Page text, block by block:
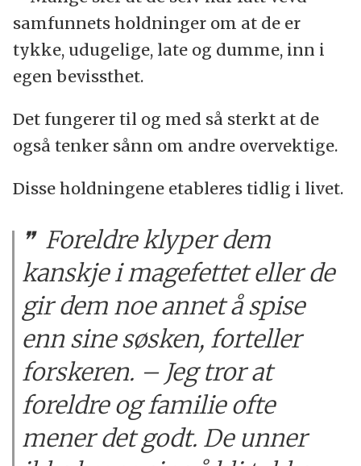
samfunnets holdninger om at de er
tykke, udugelige, late og dumme, inn i
egen bevissthet.
Det fungerer til og med så sterkt at de
også tenker sånn om andre overvektige.
Disse holdningene etableres tidlig i livet.
Foreldre klyper dem
kanskje i magefettet eller de
gir dem noe annet å spise
enn sine søsken, forteller
forskeren. – Jeg tror at
foreldre og familie ofte
mener det godt. De unner